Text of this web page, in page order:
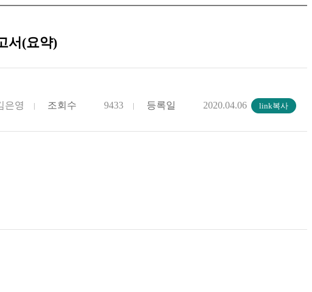
서(요약)
은영 조회수 9433 등록일 2020.04.06